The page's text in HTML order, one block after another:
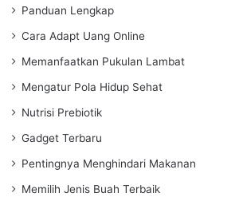
Panduan Lengkap
Cara Adapt Uang Online
Memanfaatkan Pukulan Lambat
Mengatur Pola Hidup Sehat
Nutrisi Prebiotik
Gadget Terbaru
Pentingnya Menghindari Makanan
Memilih Jenis Buah Terbaik